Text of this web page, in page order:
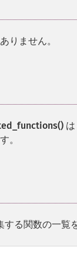
りません。
。
る関数の一覧